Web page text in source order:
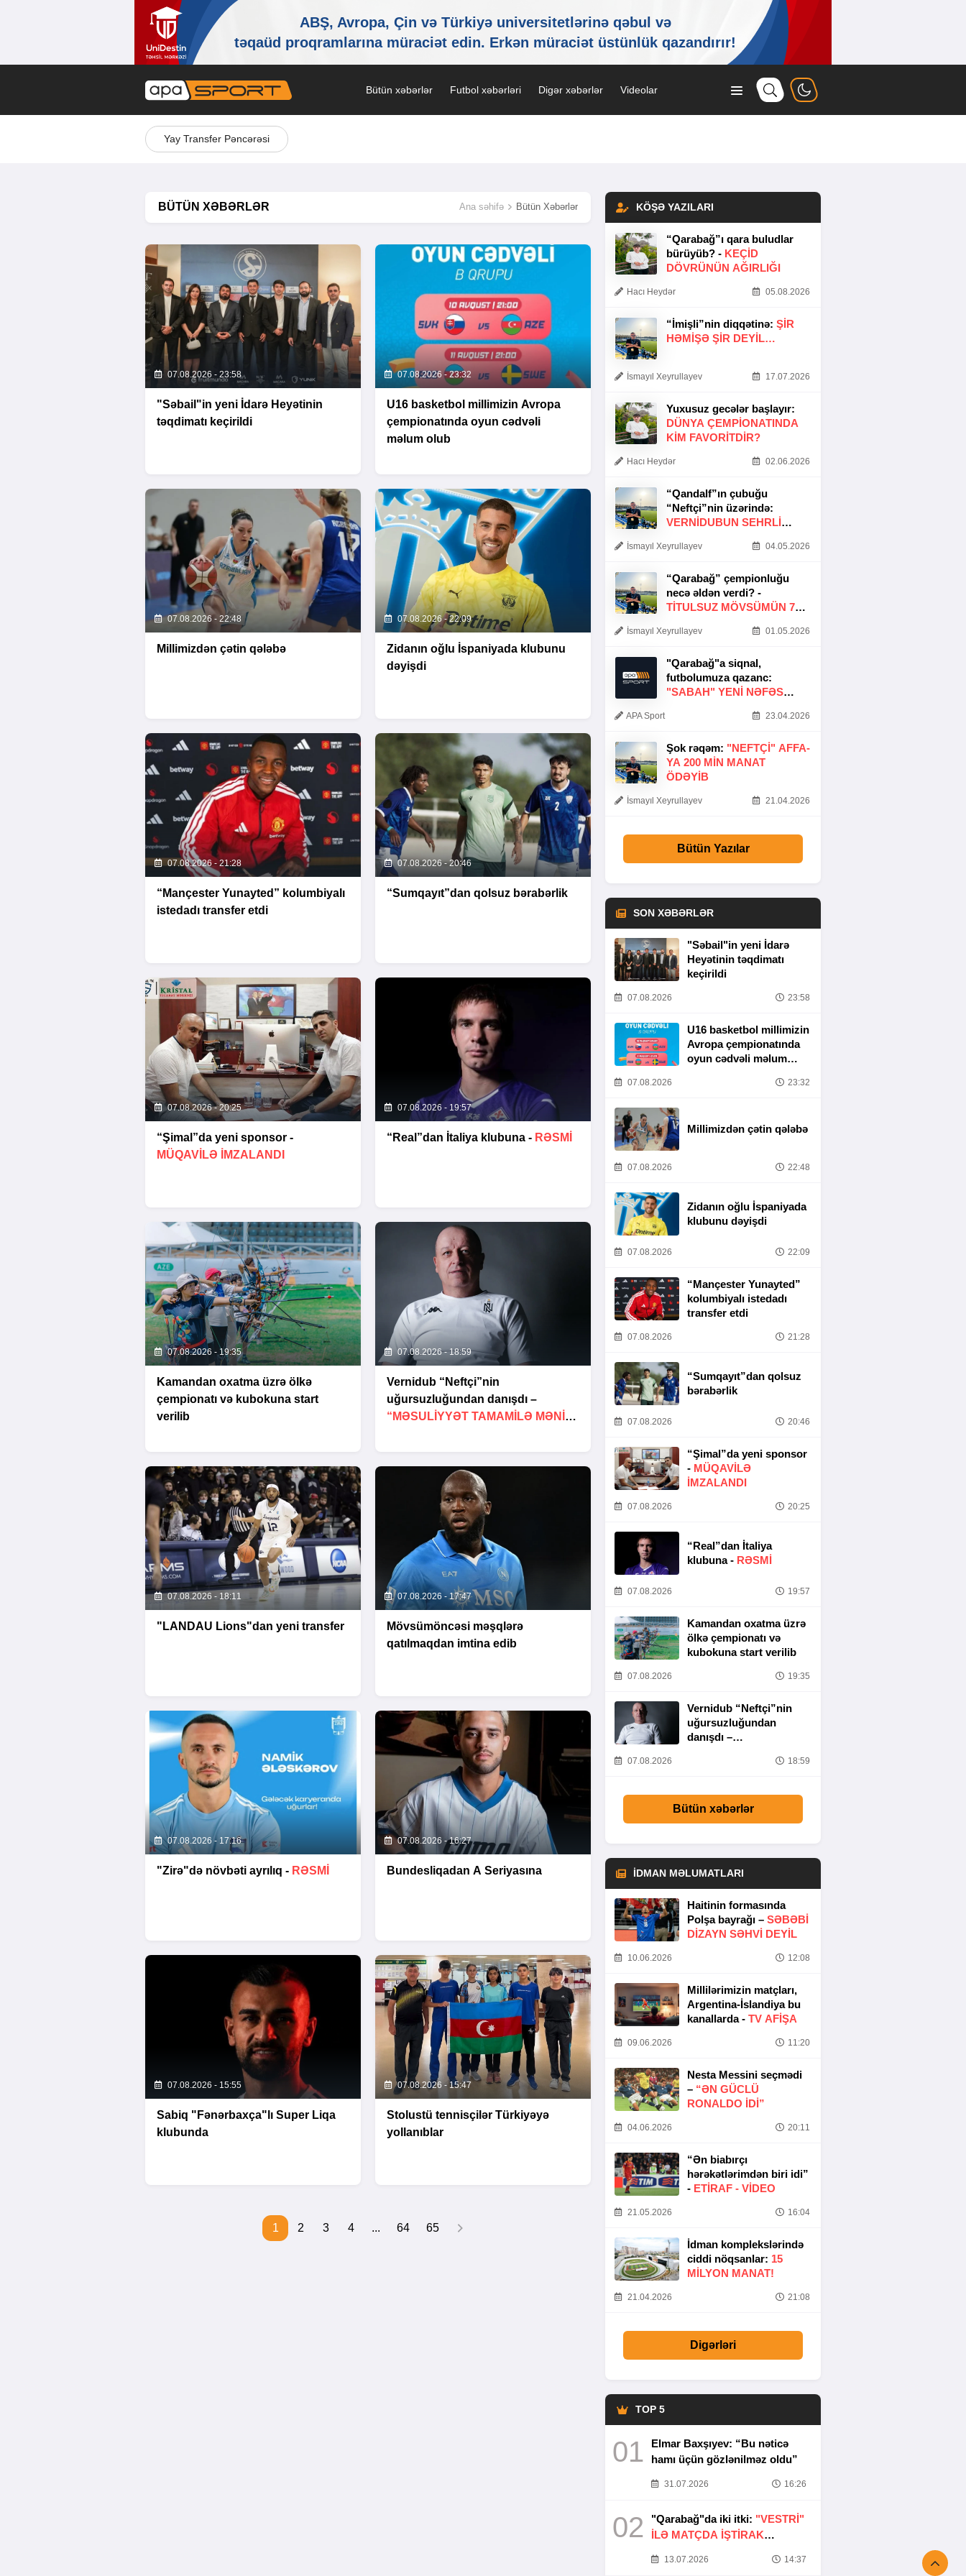
Bütün xəbərlər Futbol xəbərləri Digər xəbərlər Videolar
Yay Transfer Pəncərəsi
BÜTÜN XƏBƏRLƏR Ana səhifə Bütün Xəbərlər
07.08.2026 - 23:58
"Səbail"in yeni İdarə Heyətinin
təqdimatı keçirildi
07.08.2026 - 23:32
U16 basketbol millimizin Avropa
çempionatında oyun cədvəli
məlum olub
07.08.2026 - 22:48
Millimizdən çətin qələbə
07.08.2026 - 22:09
Zidanın oğlu İspaniyada klubunu
dəyişdi
07.08.2026 - 21:28
“Mançester Yunayted” kolumbiyalı
istedadı transfer etdi
07.08.2026 - 20:46
“Sumqayıt”dan qolsuz bərabərlik
07.08.2026 - 20:25
“Şimal”da yeni sponsor -
MÜQAVİLƏ İMZALANDI
07.08.2026 - 19:57
“Real”dan İtaliya klubuna - RƏSMİ
07.08.2026 - 19:35
Kamandan oxatma üzrə ölkə
çempionatı və kubokuna start
verilib
07.08.2026 - 18:59
Vernidub “Neftçi”nin
uğursuzluğundan danışdı –
“MƏSULIYYƏT TAMAMILƏ MƏNIM
07.08.2026 - 18:11
"LANDAU Lions"dan yeni transfer
07.08.2026 - 17:47
Mövsümöncəsi məşqlərə
qatılmaqdan imtina edib
07.08.2026 - 17:16
"Zirə"də növbəti ayrılıq - RƏSMİ
07.08.2026 - 16:27
Bundesliqadan A Seriyasına
07.08.2026 - 15:55
Sabiq "Fənərbaxça"lı Super Liqa
klubunda
07.08.2026 - 15:47
Stolustü tennisçilər Türkiyəyə
yollanıblar
1 2 3 4 ... 64 65
KÖŞƏ YAZILARI
“Qarabağ”ı qara buludlar
bürüyüb? - KEÇID
DÖVRÜNÜN AĞIRLIĞI
Hacı Heydər 05.08.2026
“İmişli”nin diqqətinə: ŞIR
HƏMIŞƏ ŞIR DEYIL…
İsmayıl Xeyrullayev 17.07.2026
Yuxusuz gecələr başlayır:
DÜNYA ÇEMPIONATINDA
KIM FAVORITDIR?
Hacı Heydər 02.06.2026
“Qandalf”ın çubuğu
“Neftçi”nin üzərində:
VERNİDUBUN SEHRLİ
İsmayıl Xeyrullayev 04.05.2026
“Qarabağ” çempionluğu
necə əldən verdi? -
TITULSUZ MÖVSÜMÜN 7
İsmayıl Xeyrullayev 01.05.2026
"Qarabağ"a siqnal,
futbolumuza qazanc:
"SABAH" YENI NƏFƏS
APA Sport 23.04.2026
Şok rəqəm: "NEFTÇI" AFFA-
YA 200 MIN MANAT
ÖDƏYIB
İsmayıl Xeyrullayev 21.04.2026
Bütün Yazılar
SON XƏBƏRLƏR
"Səbail"in yeni İdarə
Heyətinin təqdimatı
keçirildi
07.08.2026 23:58
U16 basketbol millimizin
Avropa çempionatında
oyun cədvəli məlum
07.08.2026 23:32
Millimizdən çətin qələbə
07.08.2026 22:48
Zidanın oğlu İspaniyada
klubunu dəyişdi
07.08.2026 22:09
“Mançester Yunayted”
kolumbiyalı istedadı
transfer etdi
07.08.2026 21:28
“Sumqayıt”dan qolsuz
bərabərlik
07.08.2026 20:46
“Şimal”da yeni sponsor
- MÜQAVİLƏ
İMZALANDI
07.08.2026 20:25
“Real”dan İtaliya
klubuna - RƏSMİ
07.08.2026 19:57
Kamandan oxatma üzrə
ölkə çempionatı və
kubokuna start verilib
07.08.2026 19:35
Vernidub “Neftçi”nin
uğursuzluğundan
danışdı –
TAMAMILƏ MƏNIM
07.08.2026 18:59
Bütün xəbərlər
İDMAN MƏLUMATLARI
Haitinin formasında
Polşa bayrağı – SƏBƏBI
DIZAYN SƏHVI DEYIL
10.06.2026 12:08
Millilərimizin matçları,
Argentina-İslandiya bu
kanallarda - TV AFİŞA
09.06.2026 11:20
Nesta Messini seçmədi
– “ƏN GÜCLÜ
RONALDO IDI”
04.06.2026 20:11
“Ən biabırçı
hərəkətlərimdən biri idi”
- ETIRAF - VİDEO
21.05.2026 16:04
İdman komplekslərində
ciddi nöqsanlar: 15
MILYON MANAT!
21.04.2026 21:08
Digərləri
TOP 5
01
Elmar Baxşıyev: “Bu nəticə
hamı üçün gözlənilməz oldu”
31.07.2026 16:26
02 "Qarabağ"da iki itki: "VESTRİ"
İLƏ MATÇDA İŞTİRAK
13.07.2026 14:37